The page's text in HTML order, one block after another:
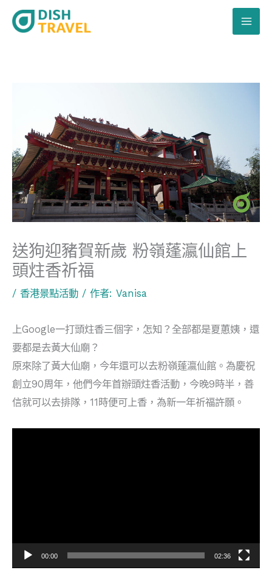
送狗迎豬賀新歲 粉嶺蓬瀛仙館上
頭炷香祈福
/ 香港景點活動 / 作者: Vanisa
上Google一打頭炷香三個字，怎知？全部都是夏蕙姨，還
要都是去黃大仙廟？
原來除了黃大仙廟，今年還可以去粉嶺蓬瀛仙館。為慶祝
創立90周年，他們今年首辦頭炷香活動，今晚9時半，善
信就可以去排隊，11時便可上香，為新一年祈福許願。
00:00 02:36